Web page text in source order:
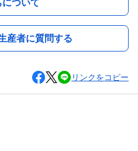
ついて
産者に質問する
リンクをコピー